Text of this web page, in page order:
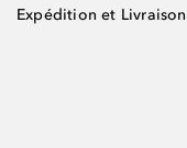
Expédition et Livraison